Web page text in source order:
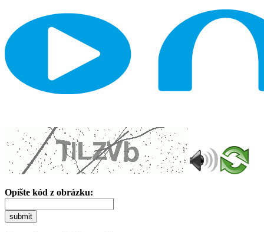
Opíšte kód z obrázku:
submit